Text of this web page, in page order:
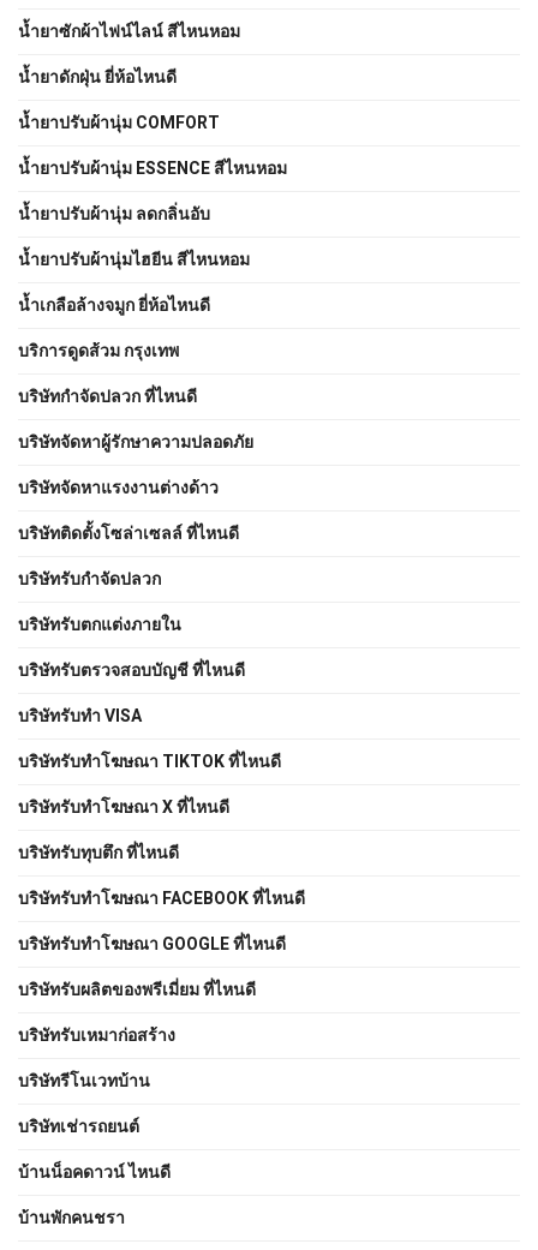
น้ำยาซักผ้าไฟน์ไลน์ สีไหนหอม
น้ำยาดักฝุ่น ยี่ห้อไหนดี
น้ำยาปรับผ้านุ่ม COMFORT
น้ำยาปรับผ้านุ่ม ESSENCE สีไหนหอม
น้ำยาปรับผ้านุ่ม ลดกลิ่นอับ
น้ำยาปรับผ้านุ่มไฮยีน สีไหนหอม
น้ำเกลือล้างจมูก ยี่ห้อไหนดี
บริการดูดส้วม กรุงเทพ
บริษัทกำจัดปลวก ที่ไหนดี
บริษัทจัดหาผู้รักษาความปลอดภัย
บริษัทจัดหาแรงงานต่างด้าว
บริษัทติดตั้งโซล่าเซลล์ ที่ไหนดี
บริษัทรับกำจัดปลวก
บริษัทรับตกแต่งภายใน
บริษัทรับตรวจสอบบัญชี ที่ไหนดี
บริษัทรับทำ VISA
บริษัทรับทำโฆษณา TIKTOK ที่ไหนดี
บริษัทรับทำโฆษณา X ที่ไหนดี
บริษัทรับทุบตึก ที่ไหนดี
บริษัทรับทําโฆษณา FACEBOOK ที่ไหนดี
บริษัทรับทําโฆษณา GOOGLE ที่ไหนดี
บริษัทรับผลิตของพรีเมี่ยม ที่ไหนดี
บริษัทรับเหมาก่อสร้าง
บริษัทรีโนเวทบ้าน
บริษัทเช่ารถยนต์
บ้านน็อคดาวน์ ไหนดี
บ้านพักคนชรา